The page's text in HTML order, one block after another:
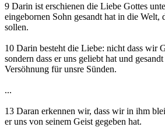
9 Darin ist erschienen die Liebe Gottes
eingebornen Sohn gesandt hat in die
sollen.
10 Darin besteht die Liebe: nicht dass wir
sondern dass er uns geliebt hat und
Versöhnung für unsre Sünden.
...
13 Daran erkennen wir, dass wir in ihm
er uns von seinem Geist gegeben hat.